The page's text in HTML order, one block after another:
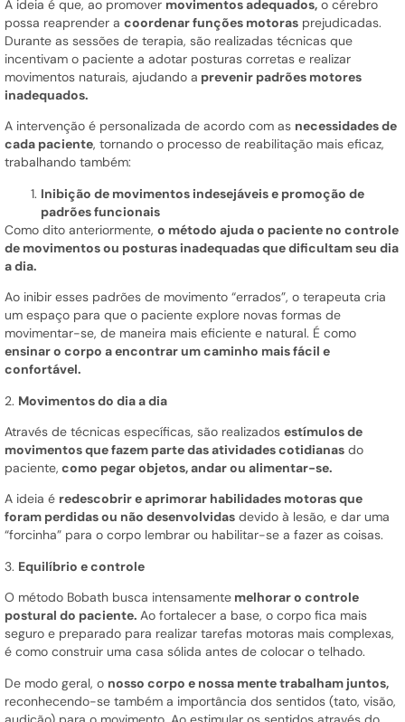
A ideia é que, ao promover movimentos adequados, o cérebro
possa reaprender a coordenar funções motoras prejudicadas.
Durante as sessões de terapia, são realizadas técnicas que
incentivam o paciente a adotar posturas corretas e realizar
movimentos naturais, ajudando a prevenir padrões motores
inadequados.
A intervenção é personalizada de acordo com as necessidades de
cada paciente, tornando o processo de reabilitação mais eficaz,
trabalhando também:
Inibição de movimentos indesejáveis e promoção de
padrões funcionais
Como dito anteriormente, o método ajuda o paciente no controle
de movimentos ou posturas inadequadas que dificultam seu dia
a dia.
Ao inibir esses padrões de movimento “errados”, o terapeuta cria
um espaço para que o paciente explore novas formas de
movimentar-se, de maneira mais eficiente e natural. É como
ensinar o corpo a encontrar um caminho mais fácil e
confortável.
2. Movimentos do dia a dia
Através de técnicas específicas, são realizados estímulos de
movimentos que fazem parte das atividades cotidianas do
paciente, como pegar objetos, andar ou alimentar-se.
A ideia é redescobrir e aprimorar habilidades motoras que
foram perdidas ou não desenvolvidas devido à lesão, e dar uma
“forcinha” para o corpo lembrar ou habilitar-se a fazer as coisas.
3. Equilíbrio e controle
O método Bobath busca intensamente melhorar o controle
postural do paciente. Ao fortalecer a base, o corpo fica mais
seguro e preparado para realizar tarefas motoras mais complexas,
é como construir uma casa sólida antes de colocar o telhado.
De modo geral, o nosso corpo e nossa mente trabalham juntos,
reconhecendo-se também a importância dos sentidos (tato, visão,